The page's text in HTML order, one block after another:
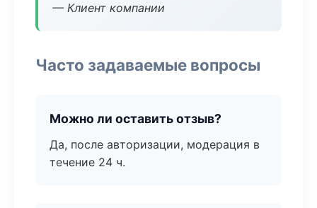
— Клиент компании
Часто задаваемые вопросы
Можно ли оставить отзыв?
Да, после авторизации, модерация в
течение 24 ч.